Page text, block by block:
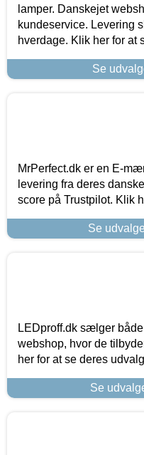
lamper. Danskejet
kundeservice. Levering
hverdage. Klik her for at
Se
MrPerfect.dk er en E-
levering fra deres
score på Trustpilot. Klik
Se
LEDproff.dk sælger
webshop, hvor de
her for at se deres
Se